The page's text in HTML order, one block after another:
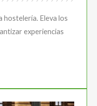
hostelería. Eleva los
experiencias